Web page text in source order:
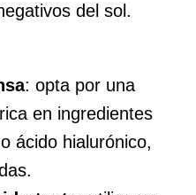
del sol.
: opta por una
en ingredientes
ácido hialurónico,